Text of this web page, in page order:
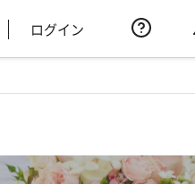
ログイン